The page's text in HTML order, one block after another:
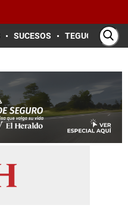
SUCESOS TEGUCIGALPA